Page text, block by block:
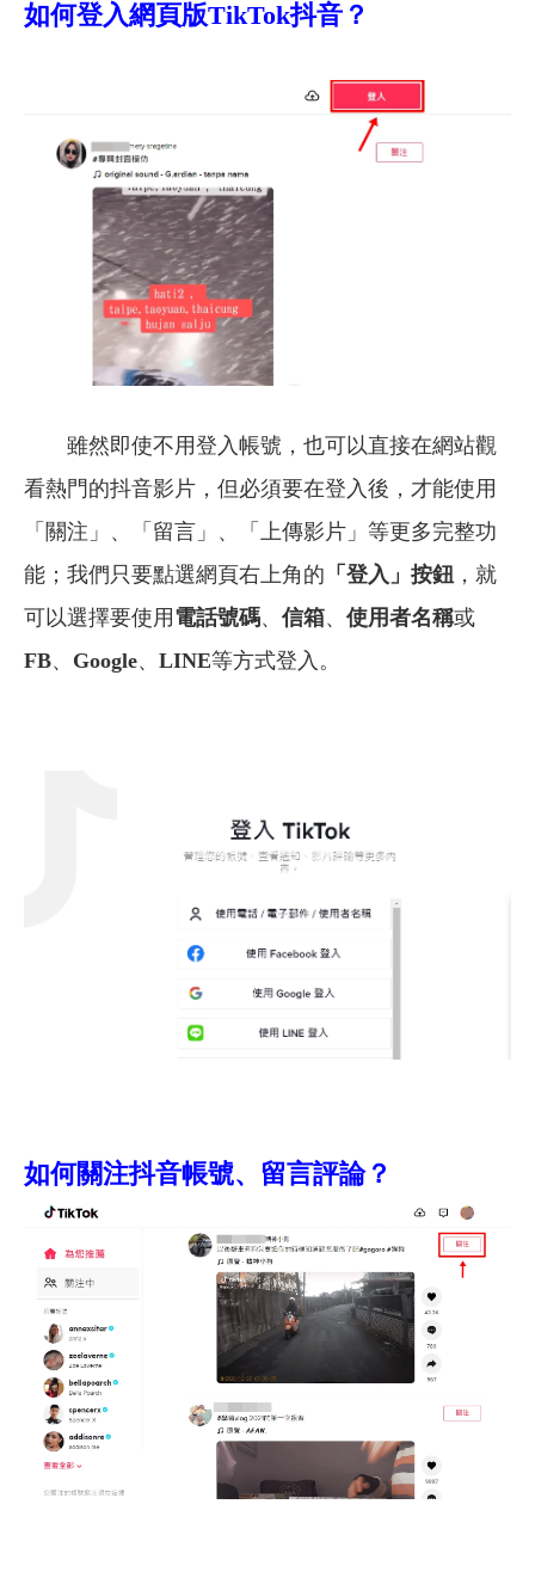
如何登入網頁版TikTok抖音？
雖然即使不用登入帳號，也可以直接在網站觀
看熱門的抖音影片，但必須要在登入後，才能使用
「關注」、「留言」、「上傳影片」等更多完整功
能；我們只要點選網頁右上角的 「登入」按鈕 ，就
可以選擇要使用 電話號碼、 信箱、 使用者名稱或
FB、 Google、 LINE等方式登入。
如何關注抖音帳號、留言評論？